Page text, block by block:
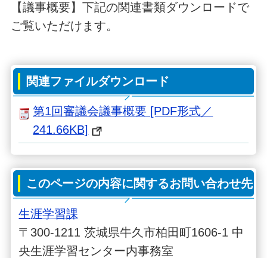
【議事概要】 下記の関連書類ダウンロードで
ご覧いただけます。
関連ファイルダウンロード
第1回審議会議事概要 [PDF形式／
241.66KB]
このページの内容に関するお問い合わせ先
生涯学習課
〒300-1211 茨城県牛久市柏田町1606-1 中
央生涯学習センター内事務室